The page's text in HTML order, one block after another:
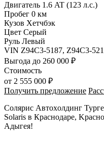
Двигатель 1.6 AT (123 л.с.)
Пробег 0 км
Кузов Хетчбэк
Цвет Серый
Руль Левый
VIN Z94C3-5187, Z94C3-
Выгода до 260 000 ₽
Стоимость
от 2 555 000 ₽
Получить предложение
Солярис Aвтоxoлдинг
Solaris в Краснодаpe,
Адыгея!